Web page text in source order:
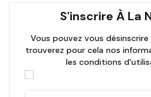
S'inscrire À La
Vous pouvez vous
trouverez pour cela nos
les conditions